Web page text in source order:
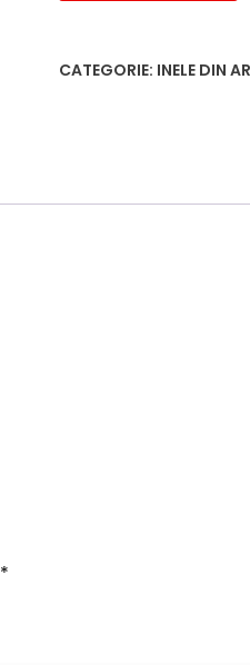
CATEGORIE: INELE DIN
*